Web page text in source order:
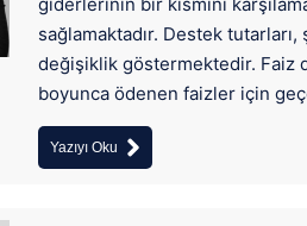
sağlamaktadır. Destek
değişiklik göstermektedir. Faiz
boyunca ödenen faizler için
Yazıyı Oku